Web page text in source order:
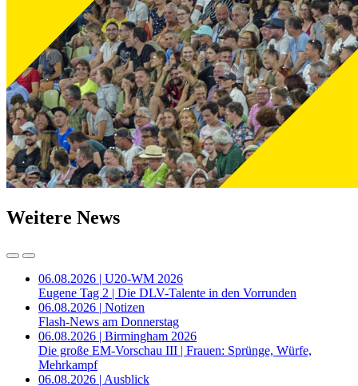
Weitere News
06.08.2026 | U20-WM 2026
Eugene Tag 2 | Die DLV-Talente in den Vorrunden
06.08.2026 | Notizen
Flash-News am Donnerstag
06.08.2026 | Birmingham 2026
Die große EM-Vorschau III | Frauen: Sprünge, Würfe,
Mehrkampf
06.08.2026 | Ausblick